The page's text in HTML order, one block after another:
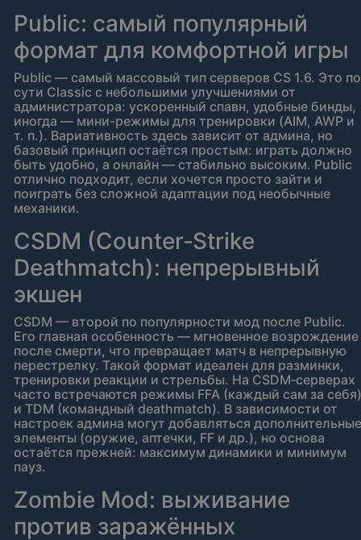
Public: самый популярный
формат для комфортной игры
Public — самый массовый тип серверов CS 1.6. Это по
сути Classic с небольшими улучшениями от
администратора: ускоренный спавн, удобные бинды,
иногда — мини-режимы для тренировки (AIM, AWP и
т. п.). Вариативность здесь зависит от админа, но
базовый принцип остаётся простым: играть должно
быть удобно, а онлайн — стабильно высоким. Public
отлично подходит, если хочется просто зайти и
поиграть без сложной адаптации под необычные
механики.
CSDM (Counter‑Strike
Deathmatch): непрерывный
экшен
CSDM — второй по популярности мод после Public.
Его главная особенность — мгновенное возрождение
после смерти, что превращает матч в непрерывную
перестрелку. Такой формат идеален для разминки,
тренировки реакции и стрельбы. На CSDM‑серверах
часто встречаются режимы FFA (каждый сам за себя)
и TDM (командный deathmatch). В зависимости от
настроек админа могут добавляться дополнительные
элементы (оружие, аптечки, FF и др.), но основа
остаётся прежней: максимум динамики и минимум
пауз.
Zombie Mod: выживание
против заражённых